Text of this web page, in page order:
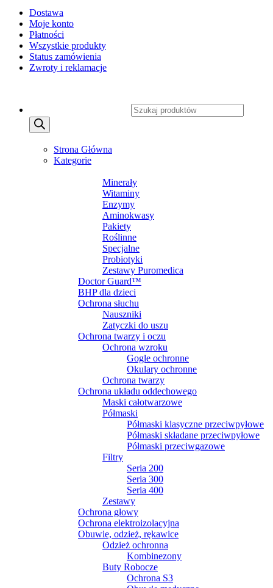
Dostawa
Moje konto
Płatności
Wszystkie produkty
Status zamówienia
Zwroty i reklamacje
Strona Główna
Kategorie
Minerały
Witaminy
Enzymy
Aminokwasy
Pakiety
Roślinne
Specjalne
Probiotyki
Zestawy Puromedica
Doctor Guard™
BHP dla dzieci
Ochrona słuchu
Nauszniki
Zatyczki do uszu
Ochrona twarzy i oczu
Ochrona wzroku
Gogle ochronne
Okulary ochronne
Ochrona twarzy
Ochrona układu oddechowego
Maski całotwarzowe
Półmaski
Półmaski klasyczne przeciwpyłowe
Półmaski składane przeciwpyłowe
Półmaski przeciwgazowe
Filtry
Seria 200
Seria 300
Seria 400
Zestawy
Ochrona głowy
Ochrona elektroizolacyjna
Obuwie, odzież, rękawice
Odzież ochronna
Kombinezony
Buty Robocze
Ochrona S3